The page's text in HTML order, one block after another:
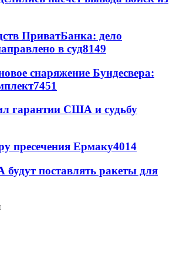
ПриватБанка: дело
в суд8149
снаряжение Бундесвера:
7451
гарантии США и судьбу
пресечения Ермаку4014
поставлять ракеты для